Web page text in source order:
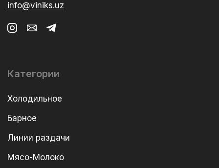
info@viniks.uz
Категории
Холодильное
Барное
Линии раздачи
Мясо-Молоко